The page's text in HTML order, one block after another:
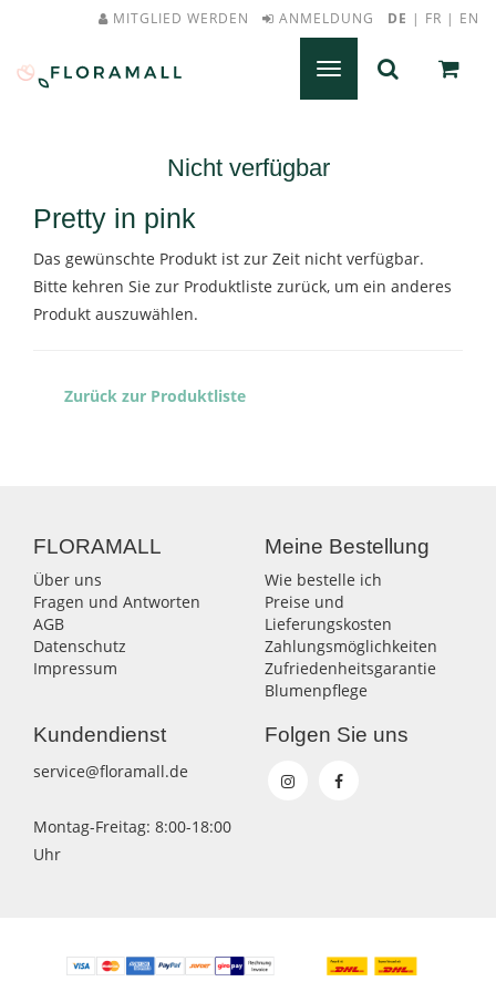
MITGLIED WERDEN ANMELDUNG DE | FR | EN
Navigation
Nicht verfügbar
Pretty in pink
Das gewünschte Produkt ist zur Zeit nicht verfügbar.
Bitte kehren Sie zur Produktliste zurück, um ein anderes
Produkt auszuwählen.
Zurück zur Produktliste
FLORAMALL
Über uns
Fragen und Antworten
AGB
Datenschutz
Impressum
Meine Bestellung
Wie bestelle ich
Preise und
Lieferungskosten
Zahlungsmöglichkeiten
Zufriedenheitsgarantie
Blumenpflege
Kundendienst
service@floramall.de
Montag-Freitag: 8:00-18:00
Uhr
Folgen Sie uns